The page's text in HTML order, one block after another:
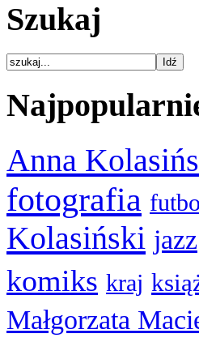
Szukaj
Anna
fotografia
Kolasiński jazz
komiks kraj
Małgorzata